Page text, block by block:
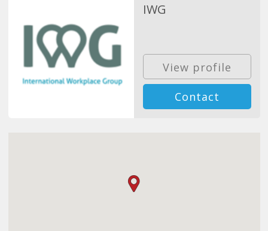
IWG
View profile
Contact